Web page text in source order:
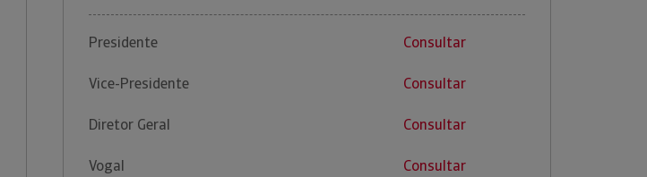
Presidente Consultar
Vice-Presidente Consultar
Diretor Geral Consultar
Vogal Consultar